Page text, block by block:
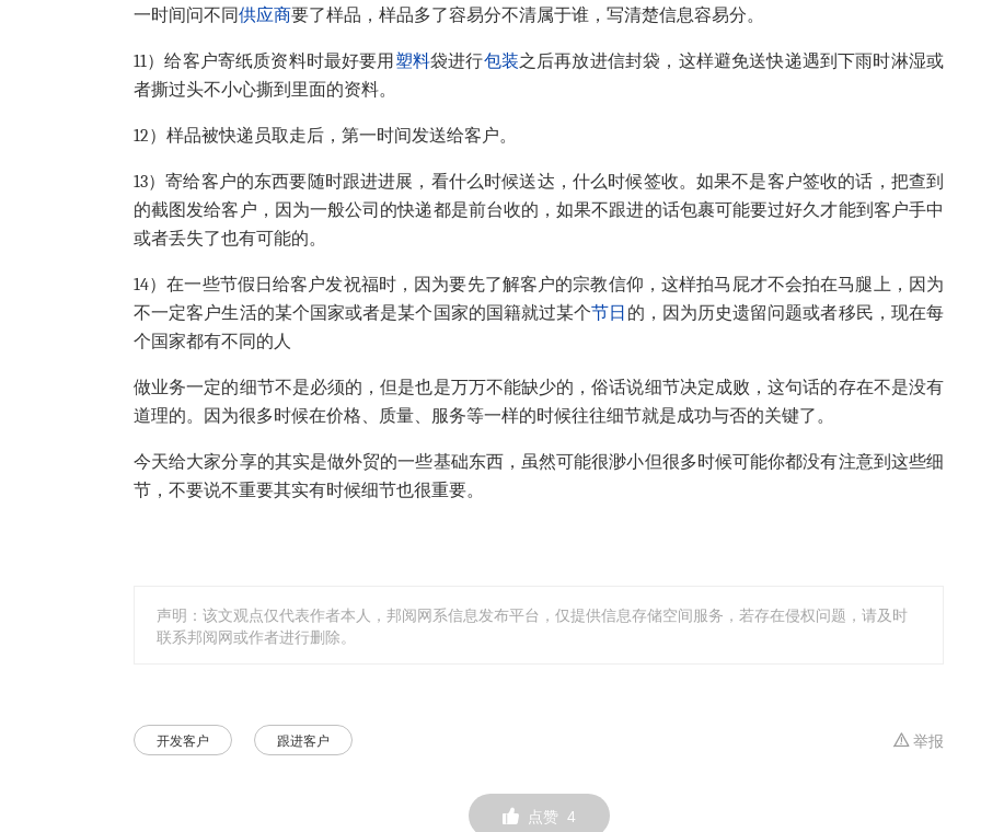
一时间问不同供应商要了样品，样品多了容易分不清属于谁，写清楚信息容易分。
11）给客户寄纸质资料时最好要用 塑料袋进行包装之后再放进信封袋，这样避免送快递遇到下雨时淋湿或
者撕过头不小心撕到里面的资料。
12）样品被快递员取走后，第一时间发送给客户。
13）寄给客户的东西要随时跟进进展，看什么时候送达，什么时候签收。如果不是客户签收的话，把查到
的截图发给客户，因为一般公司的快递都是前台收的，如果不跟进的话包裹可能要过好久才能到客户手中
或者丢失了也有可能的。
14）在一些节假日给客户发祝福时，因为要先了解客户的宗教信仰，这样拍马屁才不会拍在马腿上，因为
不一定客户生活的某个国家或者是某个国家的国籍就过某个节日 的，因为历史遗留问题或者移民，现在每
个国家都有不同的人
做业务一定的细节不是必须的，但是也是万万不能缺少的，俗话说细节决定成败，这句话的存在不是没有
道理的。因为很多时候在价格、质量、服务等一样的时候往往细节就是成功与否的关键了。
今天给大家分享的其实是做外贸的一些基础东西，虽然可能很渺小但很多时候可能你都没有注意到这些细
节，不要说不重要其实有时候细节也很重要。
声明：该文观点仅代表作者本人，邦阅网系信息发布平台，仅提供信息存储空间服务，若存在侵权问题，请及时
联系邦阅网或作者进行删除。
开发客户 跟进客户 举报
点赞 4